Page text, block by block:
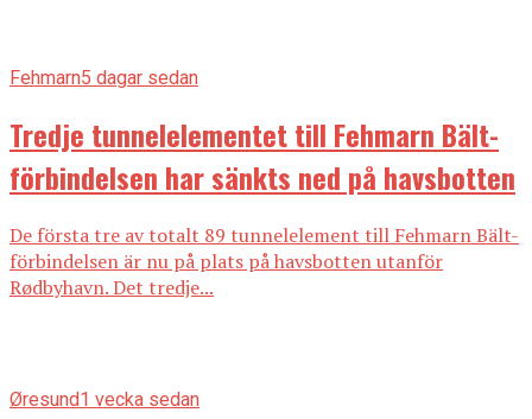
Fehmarn5 dagar sedan
Tredje tunnelelementet till Fehmarn Bält-
förbindelsen har sänkts ned på havsbotten
De första tre av totalt 89 tunnelelement till Fehmarn Bält-
förbindelsen är nu på plats på havsbotten utanför
Rødbyhavn. Det tredje...
Øresund1 vecka sedan